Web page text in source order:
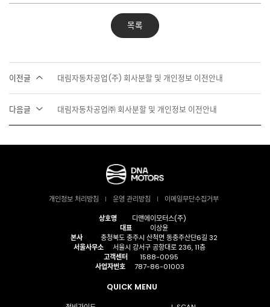
목록
이전글 대림자동차공업(주) 회사분할 및 개인정보 이전안내
다음글 대림자동차공업㈜ 회사분할 및 개인정보 이전안내
개인정보 처리방침 운영 관리방침
이메일무단수집거부
상호명
디앤에이모터스(주)
대표
이상윤
본사
충청북도 충주시 산척면 동충주산단6길 32
서울사무소
서울시 강서구 공항대로 236, 11층
고객센터
1588-0095
사업자번호
787-86-01003
QUICK MENU